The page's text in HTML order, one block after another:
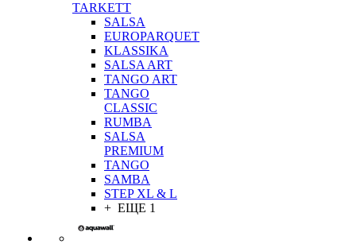
TARKETT
SALSA
EUROPARQUET
KLASSIKA
SALSA ART
TANGO ART
TANGO
CLASSIC
RUMBA
SALSA
PREMIUM
TANGO
SAMBA
STEP XL & L
+ ЕЩЕ 1